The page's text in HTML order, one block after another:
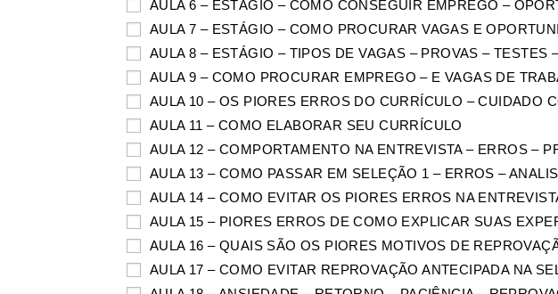
AULA 6 – ESTÁGIO – COMO CONSEGUIR EMPREGO –
AULA 7 – ESTÁGIO – COMO PROCURAR VAGAS E
AULA 8 – ESTÁGIO – TIPOS DE VAGAS – PROVAS – TESTES
AULA 9 – COMO PROCURAR EMPREGO – E VAGAS DE
AULA 10 – OS PIORES ERROS DO CURRÍCULO – CUIDADO
AULA 11 – COMO ELABORAR SEU CURRÍCULO
AULA 12 – COMPORTAMENTO NA ENTREVISTA – ERROS –
AULA 13 – COMO PASSAR EM SELEÇÃO 1 – ERROS –
AULA 14 – COMO EVITAR OS PIORES ERROS NA
AULA 15 – PIORES ERROS DE COMO EXPLICAR SUAS
AULA 16 – QUAIS SÃO OS PIORES MOTIVOS DE
AULA 17 – COMO EVITAR REPROVAÇÃO ANTECIPADA NA